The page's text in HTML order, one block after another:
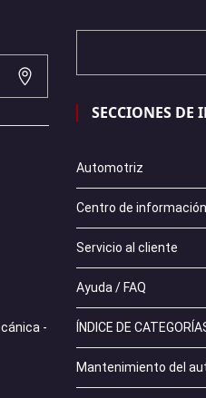
-
SECCIONES DE
Automotriz
Centro de
Servicio al cliente
Ayuda / FAQ
ÍNDICE DE
Mantenimiento del